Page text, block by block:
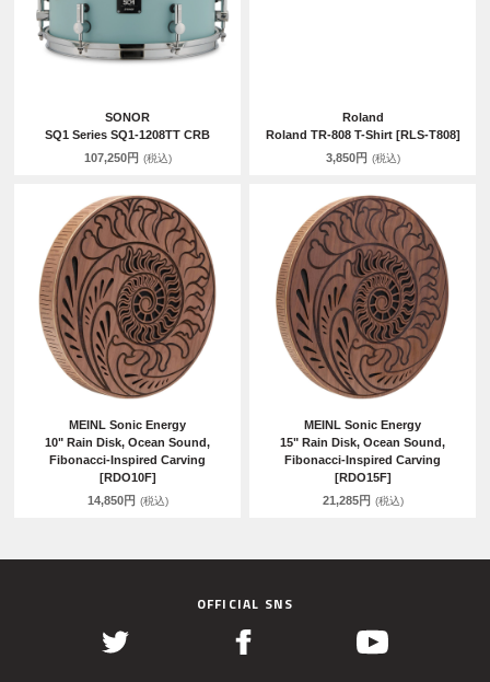
SONOR
SQ1 Series SQ1-1208TT CRB
107,250円 (税込)
Roland
Roland TR-808 T-Shirt [RLS-T808]
3,850円 (税込)
MEINL Sonic Energy
10" Rain Disk, Ocean Sound,
Fibonacci-Inspired Carving
[RDO10F]
14,850円 (税込)
MEINL Sonic Energy
15" Rain Disk, Ocean Sound,
Fibonacci-Inspired Carving
[RDO15F]
21,285円 (税込)
OFFICIAL SNS